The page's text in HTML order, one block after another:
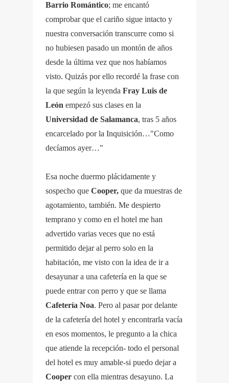
Barrio Romántico; me encantó
comprobar que el cariño sigue intacto y
nuestra conversación transcurre como si
no hubiesen pasado un montón de años
desde la última vez que nos habíamos
visto. Quizás por ello recordé la frase con
la que según la leyenda Fray Luis de
León empezó sus clases en la
Universidad de Salamanca, tras 5 años
encarcelado por la Inquisición…"Como
decíamos ayer…"
Esa noche duermo plácidamente y
sospecho que Cooper, que da muestras de
agotamiento, también. Me despierto
temprano y como en el hotel me han
advertido varias veces que no está
permitido dejar al perro solo en la
habitación, me visto con la idea de ir a
desayunar a una cafetería en la que se
puede entrar con perro y que se llama
Cafetería Noa. Pero al pasar por delante
de la cafetería del hotel y encontrarla vacía
en esos momentos, le pregunto a la chica
que atiende la recepción- todo el personal
del hotel es muy amable-si puedo dejar a
Cooper con ella mientras desayuno. La